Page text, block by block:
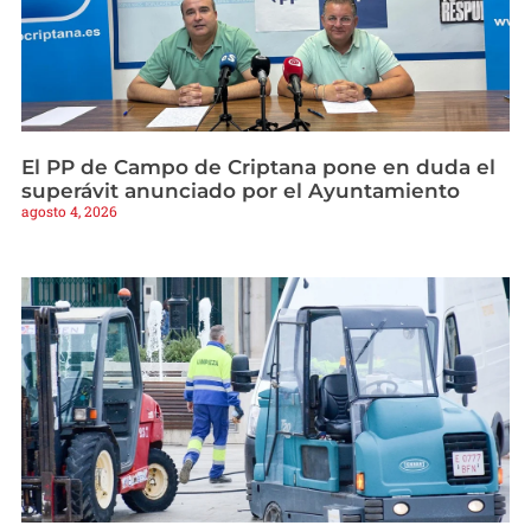
El PP de Campo de Criptana pone en duda el
superávit anunciado por el Ayuntamiento
agosto 4, 2026